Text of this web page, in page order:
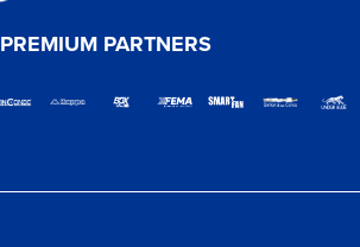
PREMIUM PARTNERS